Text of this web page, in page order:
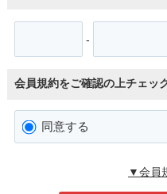
-
会員規約をご確認の上チェッ
同意する
▼会員